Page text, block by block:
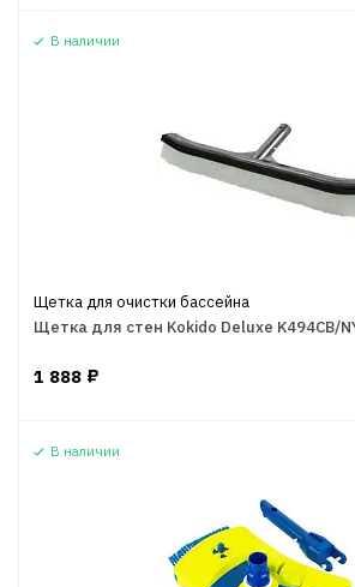
В наличии
Щетка для очистки бассейна
Щетка для стен Kokido Deluxe K494CB/
1 888 ₽
В наличии